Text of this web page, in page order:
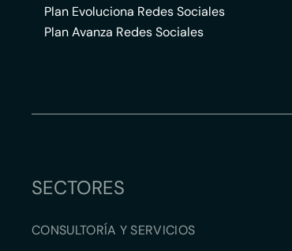
Plan Evoluciona Redes Sociales
Plan Avanza Redes Sociales
SECTORES
CONSULTORÍA Y SERVICIOS